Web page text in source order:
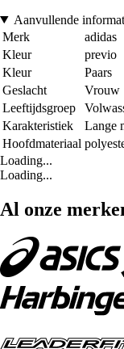
Aanvullende
Merk
adidas
Kleur
previo
Kleur
Paars
Geslacht
Vrouw
Leeftijdsgroep
Karakteristiek
Lange
Hoofdmateriaal
Loading...
Loading...
Al onze